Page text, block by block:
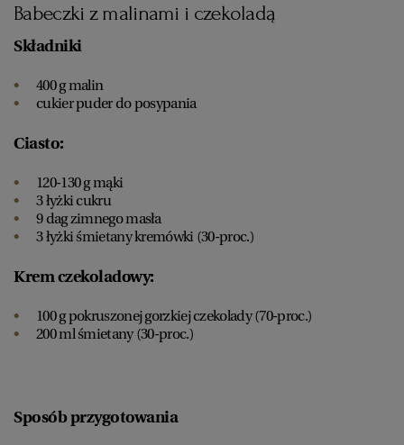
Babeczki z malinami i czekoladą
Składniki
400 g malin
cukier puder do posypania
Ciasto:
120-130 g mąki
3 łyżki cukru
9 dag zimnego masła
3 łyżki śmietany kremówki (30-proc.)
Krem czekoladowy:
100 g pokruszonej gorzkiej czekolady (70-proc.)
200 ml śmietany (30-proc.)
Sposób przygotowania